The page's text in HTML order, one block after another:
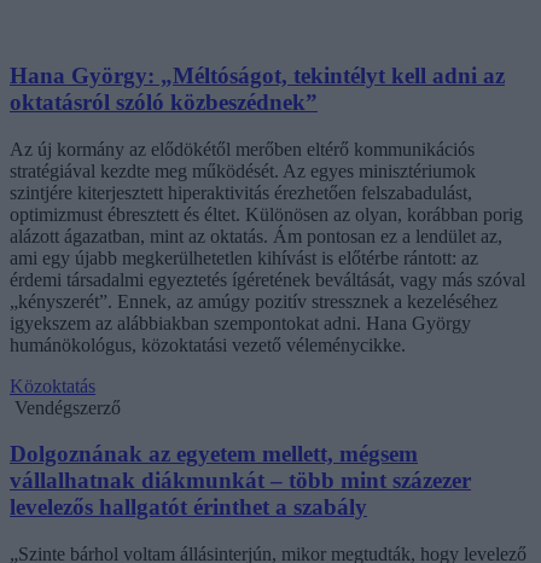
Hana György: „Méltóságot, tekintélyt kell adni az
oktatásról szóló közbeszédnek”
Az új kormány az elődökétől merőben eltérő kommunikációs
stratégiával kezdte meg működését. Az egyes minisztériumok
szintjére kiterjesztett hiperaktivitás érezhetően felszabadulást,
optimizmust ébresztett és éltet. Különösen az olyan, korábban porig
alázott ágazatban, mint az oktatás. Ám pontosan ez a lendület az,
ami egy újabb megkerülhetetlen kihívást is előtérbe rántott: az
érdemi társadalmi egyeztetés ígéretének beváltását, vagy más szóval
„kényszerét”. Ennek, az amúgy pozitív stressznek a kezeléséhez
igyekszem az alábbiakban szempontokat adni. Hana György
humánökológus, közoktatási vezető véleménycikke.
Közoktatás
Vendégszerző
Dolgoznának az egyetem mellett, mégsem
vállalhatnak diákmunkát – több mint százezer
levelezős hallgatót érinthet a szabály
„Szinte bárhol voltam állásinterjún, mikor megtudták, hogy levelező